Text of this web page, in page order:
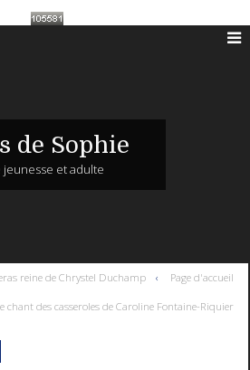
de Sophie
et adulte
reine de Chrystel Duchamp Page d'accueil
chant des casseroles de Caroline Fontaine-Riquier